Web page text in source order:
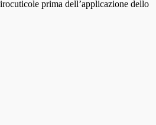
prima dell’applicazione dello